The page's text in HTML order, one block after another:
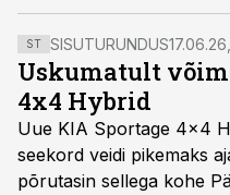
rituaalse enesetapu
spetsiaalselt õpetatud.
ST SISUTURUNDUS
Uskumatult
4x4 Hybrid
Uue KIA Sportage 4x4
seekord veidi pikemaks
põrutasin sellega kohe